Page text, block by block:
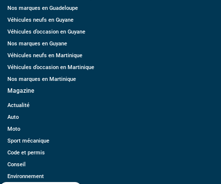
Nos marques en Guadeloupe
Véhicules neufs en Guyane
Véhicules d’occasion en Guyane
Nos marques en Guyane
Véhicules neufs en Martinique
Véhicules d’occasion en Martinique
Nos marques en Martinique
Magazine
Actualité
Auto
Moto
Sport mécanique
Code et permis
Conseil
Environnement